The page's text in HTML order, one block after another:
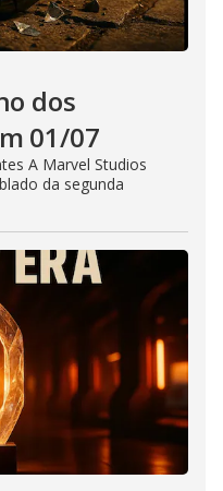
dos
01/07
A Marvel Studios
da segunda